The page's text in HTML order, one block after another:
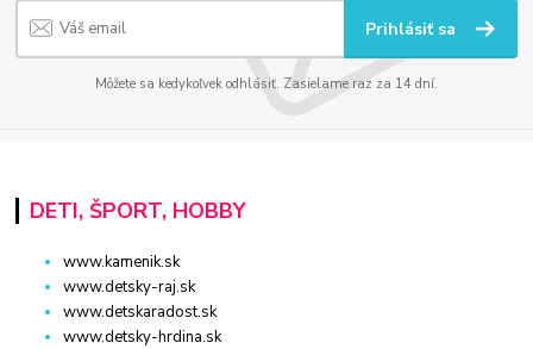
Prihlásiť sa
Môžete sa kedykoľvek odhlásiť. Zasielame raz za 14 dní.
DETI, ŠPORT, HOBBY
www.kamenik.sk
www.detsky-raj.sk
www.detskaradost.sk
www.detsky-hrdina.sk